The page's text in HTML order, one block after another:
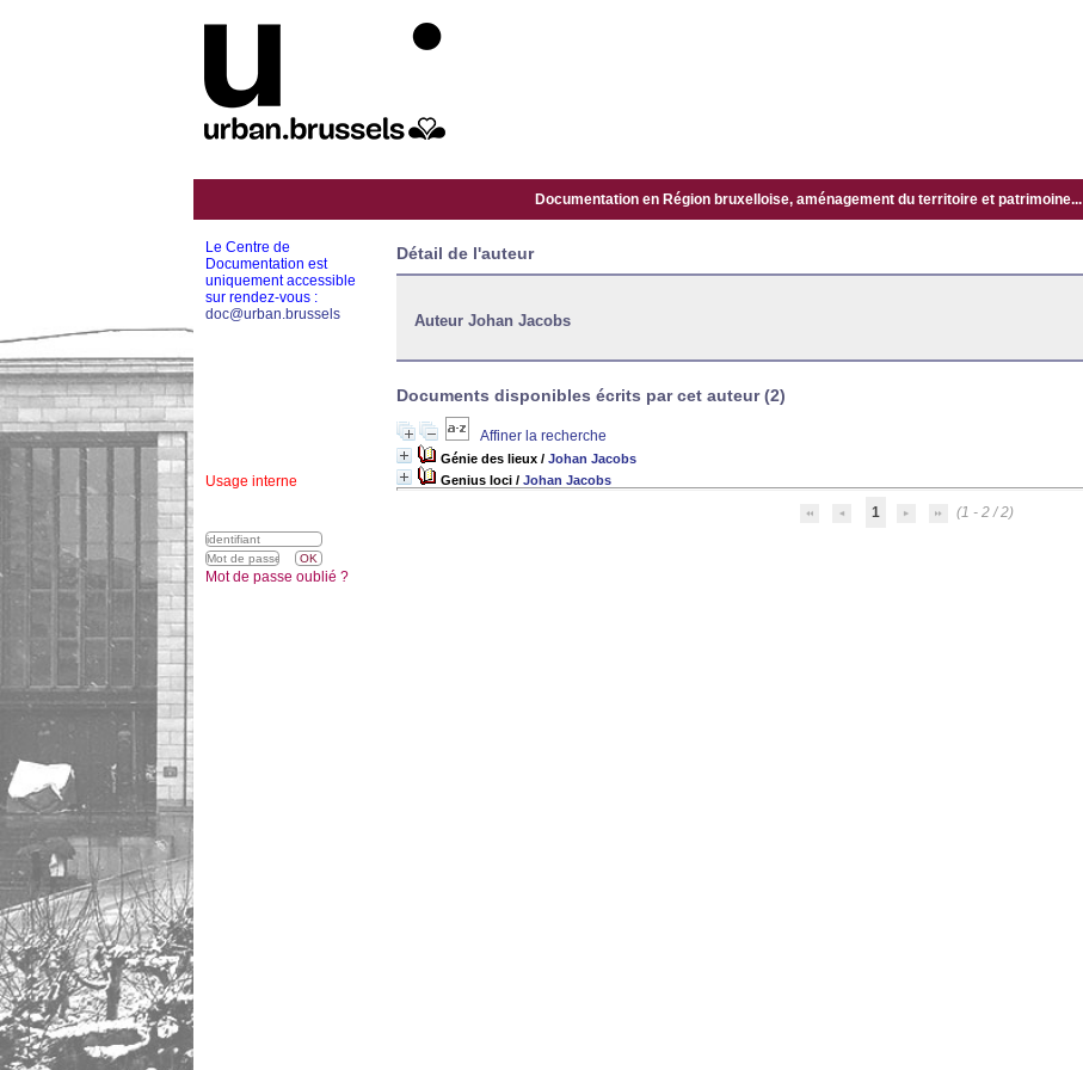
Documentation en Région bruxelloise, aménagement du territoire et patrimoine...
Détail de l'auteur
Auteur Johan Jacobs
Documents disponibles écrits par cet auteur (2)
Affiner la recherche
Génie des lieux / Johan Jacobs
Genius loci / Johan Jacobs
1 (1 - 2 / 2)
Le Centre de
Documentation est
uniquement accessible
sur rendez-vous :
doc@urban.brussels
Usage interne
Mot de passe oublié ?